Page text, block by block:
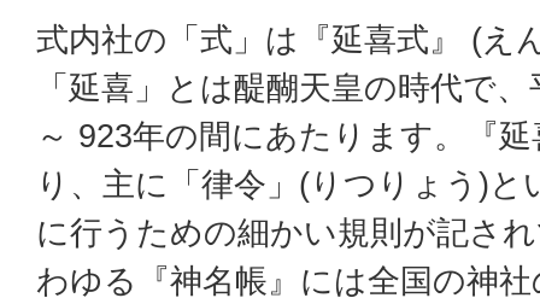
式内社の「式」は『延喜式』 (え
「延喜」とは醍醐天皇の時代で
～ 923年の間にあたります。『
り、主に「律令」(りつりょう)と
に行うための細かい規則が記さ
わゆる『神名帳』には全国の神